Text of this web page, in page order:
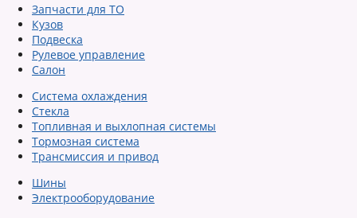
Запчасти для ТО
Кузов
Подвеска
Рулевое управление
Салон
Система охлаждения
Стекла
Топливная и выхлопная системы
Тормозная система
Трансмиссия и привод
Шины
Электрооборудование